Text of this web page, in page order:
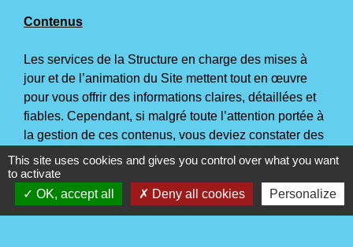
Contenus
Les services de la Structure en charge des mises à
jour et de l’animation du Site mettent tout en œuvre
pour vous offrir des informations claires, détaillées et
fiables. Cependant, si malgré toute l’attention portée à
la gestion de ces contenus, vous deviez constater des
inexactitudes, des manques d’informations ou des
erreurs, nous vous invitons à en informer la Structure,
par courrier électronique par le biais du formulaire de
This site uses cookies and gives you control over what you want
to activate
OK, accept all
Deny all cookies Personalize